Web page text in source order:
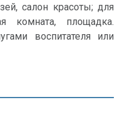
салон красоты; для
комната, площадка.
воспитателя или